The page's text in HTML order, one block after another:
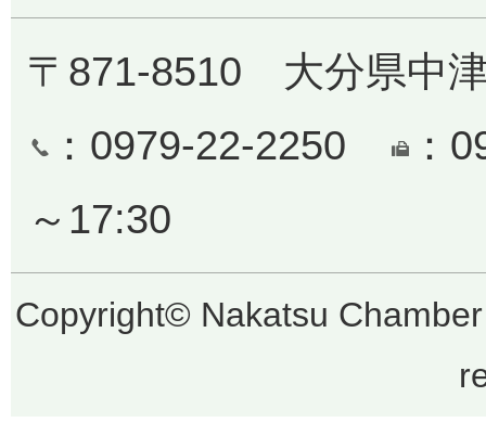
〒871-8510 大分県中
：0979-22-2250
：
～17:30
Copyright© Nakatsu